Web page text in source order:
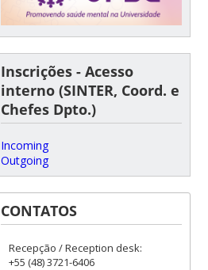
Inscrições - Acesso
interno (SINTER, Coord. e
Chefes Dpto.)
Incoming
Outgoing
CONTATOS
Recepção / Reception desk:
+55 (48) 3721-6406